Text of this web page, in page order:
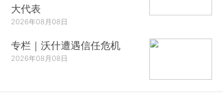
大代表
2026年08月08日
专栏｜沃什遭遇信任危机
2026年08月08日